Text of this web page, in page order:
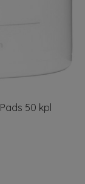
50 kpl